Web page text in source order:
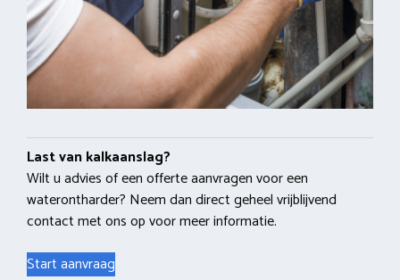
Last van kalkaanslag?
Wilt u advies of een offerte aanvragen voor een
waterontharder? Neem dan direct geheel vrijblijvend
contact met ons op voor meer informatie.
Start aanvraag